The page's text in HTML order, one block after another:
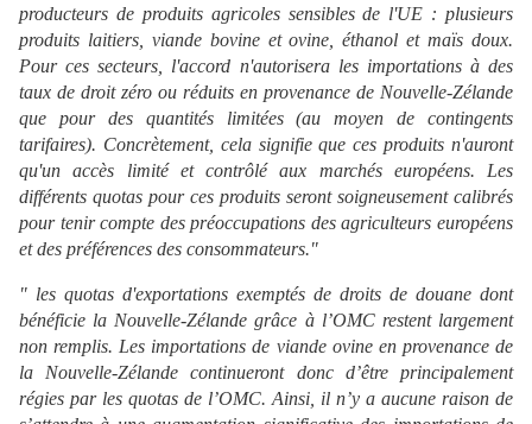
producteurs de produits agricoles sensibles de l'UE : plusieurs
produits laitiers, viande bovine et ovine, éthanol et maïs doux.
Pour ces secteurs, l'accord n'autorisera les importations à des
taux de droit zéro ou réduits en provenance de Nouvelle-Zélande
que pour des quantités limitées (au moyen de contingents
tarifaires). Concrètement, cela signifie que ces produits n'auront
qu'un accès limité et contrôlé aux marchés européens. Les
différents quotas pour ces produits seront soigneusement calibrés
pour tenir compte des préoccupations des agriculteurs européens
et des préférences des consommateurs."
" les quotas d'exportations exemptés de droits de douane dont
bénéficie la Nouvelle-Zélande grâce à l’OMC restent largement
non remplis. Les importations de viande ovine en provenance de
la Nouvelle-Zélande continueront donc d’être principalement
régies par les quotas de l’OMC. Ainsi, il n’y a aucune raison de